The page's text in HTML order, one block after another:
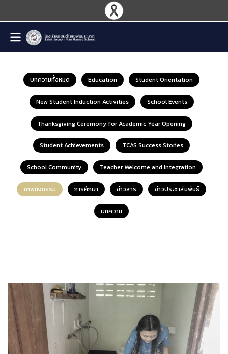
บทความทั้งหมด Education Student Orientation
New Student Induction Activities School Events
Thanksgiving Ceremony for Academic Year Opening
Student Achievements TCAS Success Stories
School Community Teacher Welcome and Integration
ภาพกิจกรรม การศึกษา ข่าวสาร ข่าวประชาสัมพันธ์
บทความ